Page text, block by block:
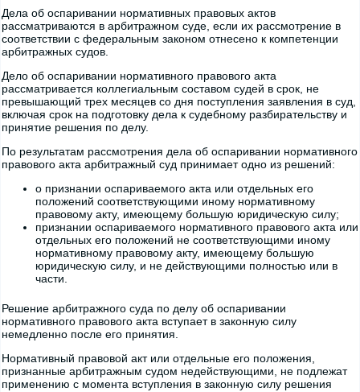
Дела об оспаривании нормативных правовых актов
рассматриваются в арбитражном суде, если их рассмотрение в
соответствии с федеральным законом отнесено к компетенции
арбитражных судов.
Дело об оспаривании нормативного правового акта
рассматривается коллегиальным составом судей в срок, не
превышающий трех месяцев со дня поступления заявления в суд,
включая срок на подготовку дела к судебному разбирательству и
принятие решения по делу.
По результатам рассмотрения дела об оспаривании нормативного
правового акта арбитражный суд принимает одно из решений:
о признании оспариваемого акта или отдельных его
положений соответствующими иному нормативному
правовому акту, имеющему большую юридическую силу;
признании оспариваемого нормативного правового акта или
отдельных его положений не соответствующими иному
нормативному правовому акту, имеющему большую
юридическую силу, и не действующими полностью или в
части.
Решение арбитражного суда по делу об оспаривании
нормативного правового акта вступает в законную силу
немедленно после его принятия.
Нормативный правовой акт или отдельные его положения,
признанные арбитражным судом недействующими, не подлежат
применению с момента вступления в законную силу решения